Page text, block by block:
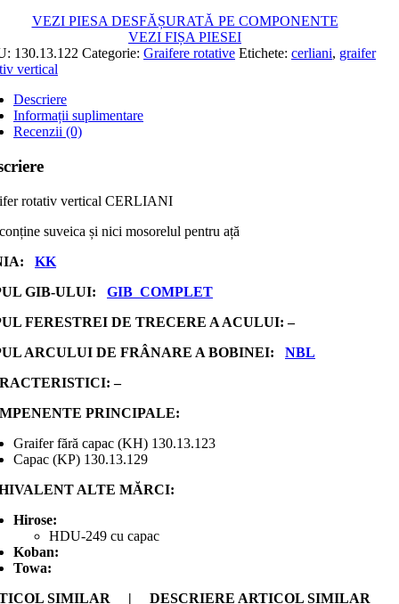
VEZI PIESA DESFĂȘURATĂ PE COMPONENTE
VEZI FIȘA PIESEI
130.13.122 Categorie: Graifere rotative Etichete: cerliani, graifer
vertical
Descriere
Informații suplimentare
Recenzii (0)
rotativ vertical CERLIANI
suveica și nici mosorelul pentru ață
KK
GIB-ULUI: GIB COMPLET
FERESTREI DE TRECERE A ACULUI: –
ARCULUI DE FRÂNARE A BOBINEI: NBL
–
PRINCIPALE:
Graifer fără capac (KH) 130.13.123
Capac (KP) 130.13.129
ALTE MĂRCI:
Hirose:
HDU-249 cu capac
Koban:
Towa:
SIMILAR | DESCRIERE ARTICOL SIMILAR